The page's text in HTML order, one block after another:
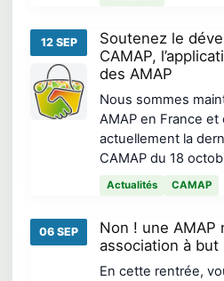
12 SEP
Soutenez le
CAMAP,
des AMAP
Nous sommes
AMAP en France
actuellement la
CAMAP du 18
Actualités CAMAP
06 SEP
Non ! une AMAP
association à but
En cette rentrée,